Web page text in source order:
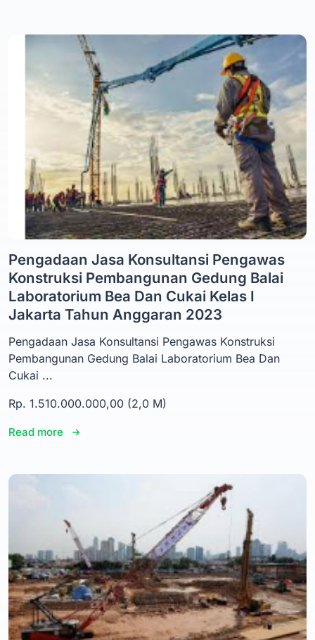
Pengadaan Jasa Konsultansi Pengawas
Konstruksi Pembangunan Gedung Balai
Laboratorium Bea Dan Cukai Kelas I
Jakarta Tahun Anggaran 2023
Pengadaan Jasa Konsultansi Pengawas Konstruksi
Pembangunan Gedung Balai Laboratorium Bea Dan
Cukai ...
Rp. 1.510.000.000,00 (2,0 M)
Read more